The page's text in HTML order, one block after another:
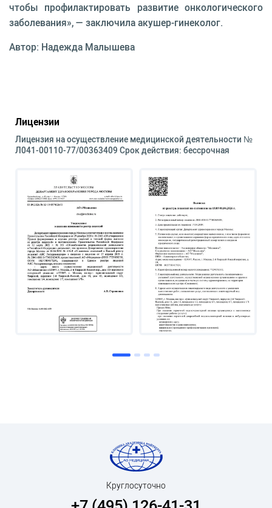
чтобы профилактировать развитие онкологического
заболевания», — заключила акушер-гинеколог.
Автор: Надежда Малышева
Лицензии
Лицензия на осуществление медицинской деятельности №
Л041-00110-77/00363409 Срок действия: бессрочная
Круглосуточно